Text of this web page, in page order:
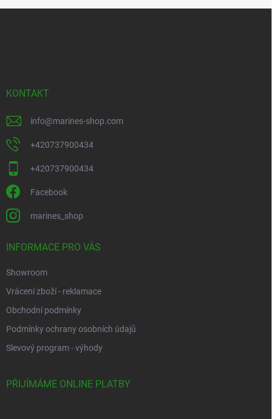
KONTAKT
info@marines-shop.com
+420737900434
+420737900434
Facebook
marines_shop
INFORMACE PRO VÁS
Showroom
Vrácení zboží - reklamace
Obchodní podmínky
Podmínky ochrany osobních údajů
Slevový program - výhody
PŘIJÍMÁME ONLINE PLATBY